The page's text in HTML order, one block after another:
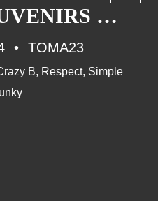
K-MEL : SOUVENIRS D'UNE "ALLIANCE" ÉTHIQUE...
TOMA23
B, Respect, Simple